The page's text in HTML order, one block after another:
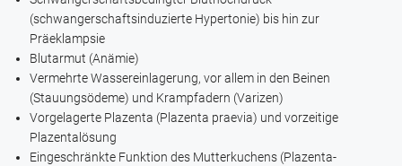
(schwangerschaftsinduzierte Hypertonie) bis hin zur
Präeklampsie
Blutarmut (Anämie)
Vermehrte Wassereinlagerung, vor allem in den Beinen
(Stauungsödeme) und Krampfadern (Varizen)
Vorgelagerte Plazenta (Plazenta praevia) und vorzeitige
Plazentalösung
Eingeschränkte Funktion des Mutterkuchens (Plazenta-